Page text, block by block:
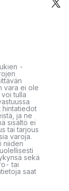
-
vara ei ole
tulla
hintatiedot
ja ne
sisältö ei
tai tarjous
varoja.
niiden
sekä
tai
saat